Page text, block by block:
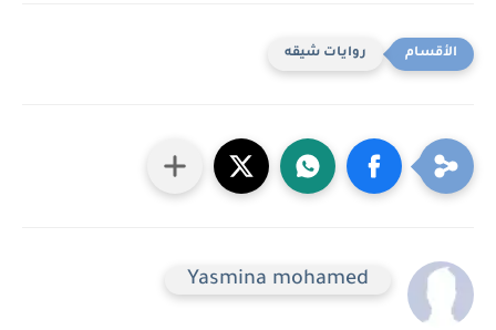
روايات شيقه
Yasmina mohamed